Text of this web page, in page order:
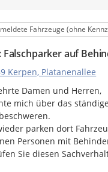
Fahrzeuge (ohne
auf
Kerpen, Platanenallee
Damen und Herren,
mich über das
parken dort
Personen mit
Sie diesen